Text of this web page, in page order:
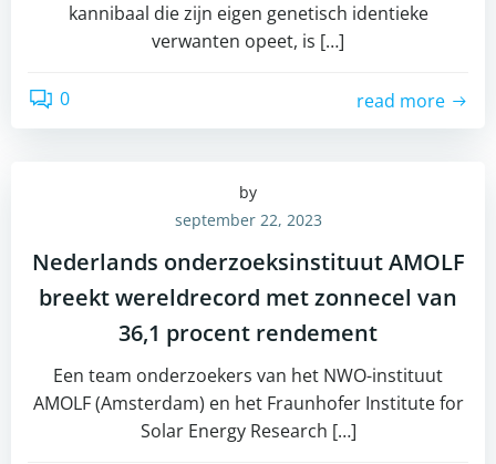
kannibaal die zijn eigen genetisch identieke
verwanten opeet, is […]
0 read more
by
september 22, 2023
Nederlands onderzoeksinstituut AMOLF
breekt wereldrecord met zonnecel van
36,1 procent rendement
Een team onderzoekers van het NWO-instituut
AMOLF (Amsterdam) en het Fraunhofer Institute for
Solar Energy Research […]